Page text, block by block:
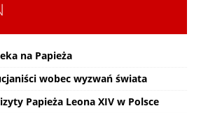
na Papieża
wobec wyzwań świata
Papieża Leona XIV w Polsce